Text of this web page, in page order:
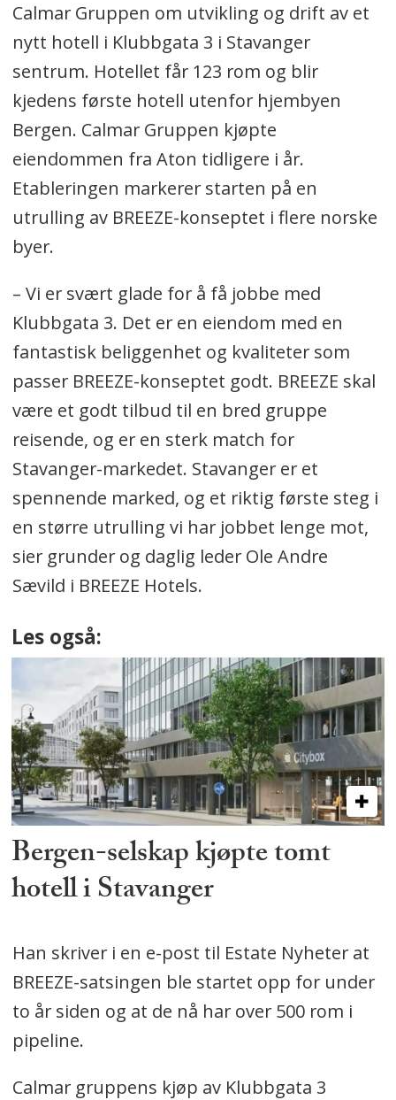
Calmar Gruppen om utvikling og drift av et
nytt hotell i Klubbgata 3 i Stavanger
sentrum. Hotellet får 123 rom og blir
kjedens første hotell utenfor hjembyen
Bergen. Calmar Gruppen kjøpte
eiendommen fra Aton tidligere i år.
Etableringen markerer starten på en
utrulling av BREEZE-konseptet i flere norske
byer.
– Vi er svært glade for å få jobbe med
Klubbgata 3. Det er en eiendom med en
fantastisk beliggenhet og kvaliteter som
passer BREEZE-konseptet godt. BREEZE skal
være et godt tilbud til en bred gruppe
reisende, og er en sterk match for
Stavanger-markedet. Stavanger er et
spennende marked, og et riktig første steg i
en større utrulling vi har jobbet lenge mot,
sier grunder og daglig leder Ole Andre
Sævild i BREEZE Hotels.
Les også:
Bergen-selskap kjøpte tomt
hotell i Stavanger
Han skriver i en e-post til Estate Nyheter at
BREEZE-satsingen ble startet opp for under
to år siden og at de nå har over 500 rom i
pipeline.
Calmar gruppens kjøp av Klubbgata 3